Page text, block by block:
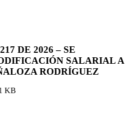
DE 2026 – SE
SALARIAL A
RODRÍGUEZ
KB